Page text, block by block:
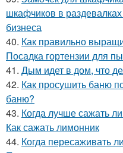
шкафчиков в
бизнеса
40. Как правильно
Посадка гортензии для
41. Дым идет в дом, что
42. Как просушить баню
баню?
43. Когда лучше сажать
Как сажать лимонник
44. Когда пересаживать